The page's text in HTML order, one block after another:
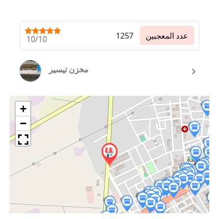
10/10 1257 عدد المعجبين
مخزن تيسير
+
−